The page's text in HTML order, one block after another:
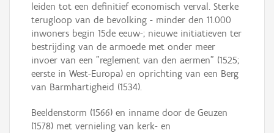
leiden tot een definitief economisch verval. Sterke
terugloop van de bevolking - minder den 11.000
inwoners begin 15de eeuw-; nieuwe initiatieven ter
bestrijding van de armoede met onder meer
invoer van een "reglement van den aermen" (1525;
eerste in West-Europa) en oprichting van een Berg
van Barmhartigheid (1534).
Beeldenstorm (1566) en inname door de Geuzen
(1578) met vernieling van kerk- en